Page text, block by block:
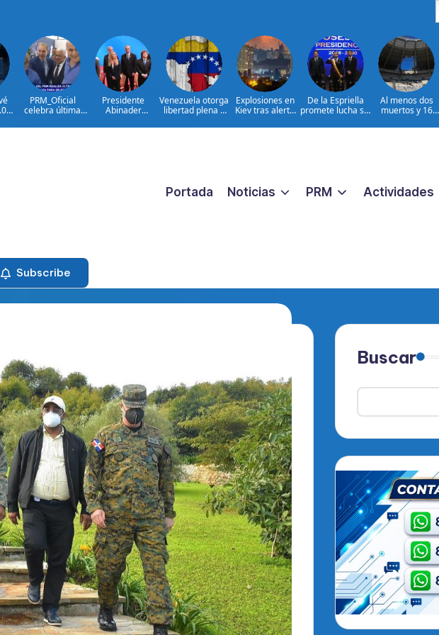
PRM_Oficial
celebra última
preparatoria
Presidente
Abinader
en Colombia y
Venezuela otorga
libertad plena a
Lourdes Afiuni
Explosiones en
Kiev tras alerta
balísticos
De la Espriella
promete lucha sin
narcoterrorismo
Al menos dos
muertos y 16
ataques rusos a
Portada Noticias PRM Actividades
Subscribe
Buscar